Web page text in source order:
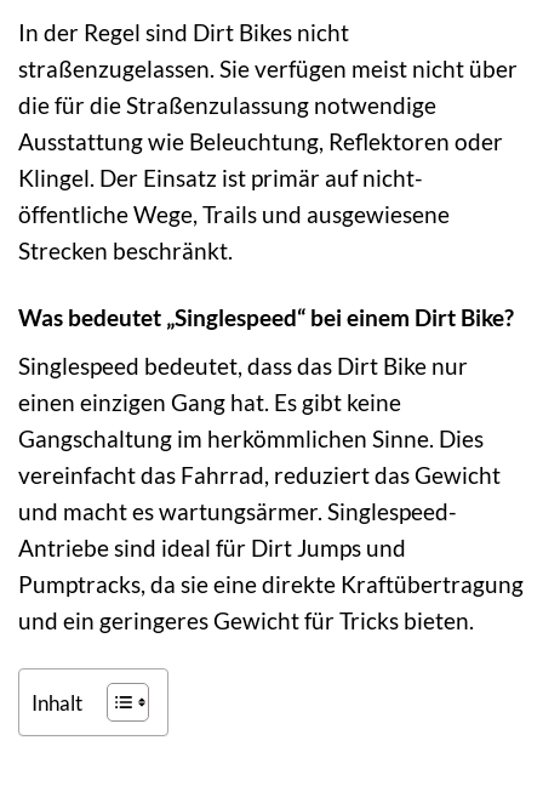
In der Regel sind Dirt Bikes nicht
straßenzugelassen. Sie verfügen meist nicht über
die für die Straßenzulassung notwendige
Ausstattung wie Beleuchtung, Reflektoren oder
Klingel. Der Einsatz ist primär auf nicht-
öffentliche Wege, Trails und ausgewiesene
Strecken beschränkt.
Was bedeutet „Singlespeed“ bei einem Dirt Bike?
Singlespeed bedeutet, dass das Dirt Bike nur
einen einzigen Gang hat. Es gibt keine
Gangschaltung im herkömmlichen Sinne. Dies
vereinfacht das Fahrrad, reduziert das Gewicht
und macht es wartungsärmer. Singlespeed-
Antriebe sind ideal für Dirt Jumps und
Pumptracks, da sie eine direkte Kraftübertragung
und ein geringeres Gewicht für Tricks bieten.
Inhalt